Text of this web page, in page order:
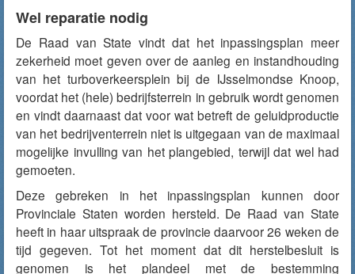
Wel reparatie nodig
De Raad van State vindt dat het inpassingsplan meer
zekerheid moet geven over de aanleg en instandhouding
van het turboverkeersplein bij de IJsselmondse Knoop,
voordat het (hele) bedrijfsterrein in gebruik wordt genomen
en vindt daarnaast dat voor wat betreft de geluidproductie
van het bedrijventerrein niet is uitgegaan van de maximaal
mogelijke invulling van het plangebied, terwijl dat wel had
gemoeten.
Deze gebreken in het inpassingsplan kunnen door
Provinciale Staten worden hersteld. De Raad van State
heeft in haar uitspraak de provincie daarvoor 26 weken de
tijd gegeven. Tot het moment dat dit herstelbesluit is
genomen is het plandeel met de bestemming